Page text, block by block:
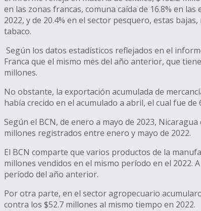
en las zonas francas, comuna caída de 16.8% en
2022, y de 20.4% en el sector pesquero, estas
tabaco.
Según los datos estadísticos reflejados en el
Franca que el mismo mes del año anterior, que
millones.
No obstante, la exportación acumulada de
había crecido en el acumulado a abril, el cual fue de
Según el BCN, de enero a mayo de 2023,
millones registrados entre enero y mayo de 2022.
El BCN comparte que varios productos de la
millones vendidos en el mismo período en el 2022.
período del año anterior.
Por otra parte, en el sector agropecuario
contra los $52.7 millones al mismo tiempo en 2022.